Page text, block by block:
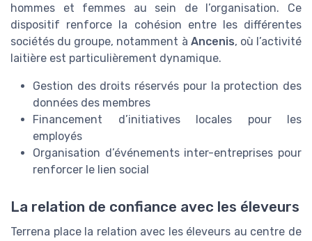
hommes et femmes au sein de l’organisation. Ce
dispositif renforce la cohésion entre les différentes
sociétés du groupe, notamment à Ancenis, où l’activité
laitière est particulièrement dynamique.
Gestion des droits réservés pour la protection des
données des membres
Financement d’initiatives locales pour les
employés
Organisation d’événements inter-entreprises pour
renforcer le lien social
La relation de confiance avec les éleveurs
Terrena place la relation avec les éleveurs au centre de